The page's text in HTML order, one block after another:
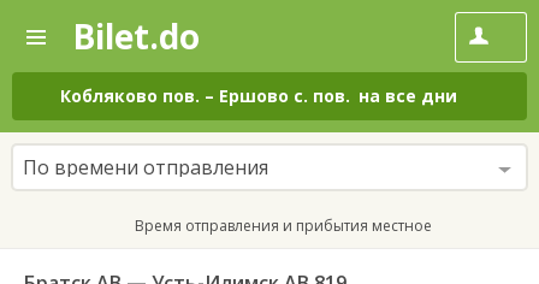
—
Поиск
и
покупка
билетов
на
автобус
онлайн
Bilet.do
Кобляково пов. – Ершово с. пов. на все дни
По времени отправления
Время отправления и прибытия местное